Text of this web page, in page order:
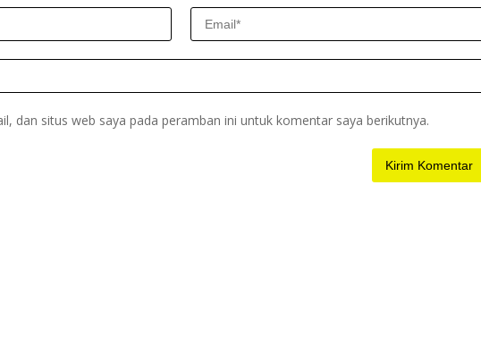
dan situs web saya pada peramban ini untuk komentar saya berikutnya.